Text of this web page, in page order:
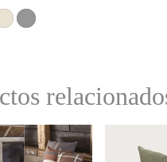
de
122,00€